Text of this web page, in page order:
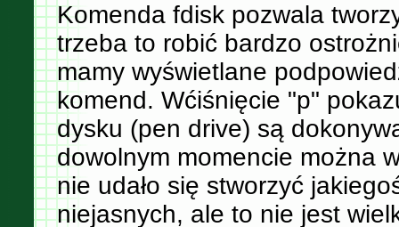
Komenda fdisk pozwala
trzeba to robić bardzo
mamy wyświetlane
komend. Wćiśnięcie "p"
dysku (pen drive) są
dowolnym momencie można
nie udało się stworzyć
niejasnych, ale to nie jest